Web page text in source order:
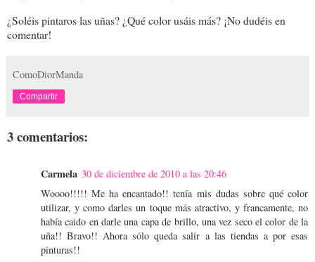
¿Soléis pintaros las uñas? ¿Qué color usáis más? ¡No dudéis en
comentar!
ComoDiorManda
Compartir
3 comentarios:
Carmela 30 de diciembre de 2010 a las 20:46
Woooo!!!!! Me ha encantado!! tenía mis dudas sobre qué color
utilizar, y como darles un toque más atractivo, y francamente, no
había caido en darle una capa de brillo, una vez seco el color de la
uña!! Bravo!! Ahora sólo queda salir a las tiendas a por esas
pinturas!!